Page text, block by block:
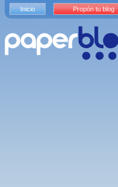
Inicio Propón tu blog